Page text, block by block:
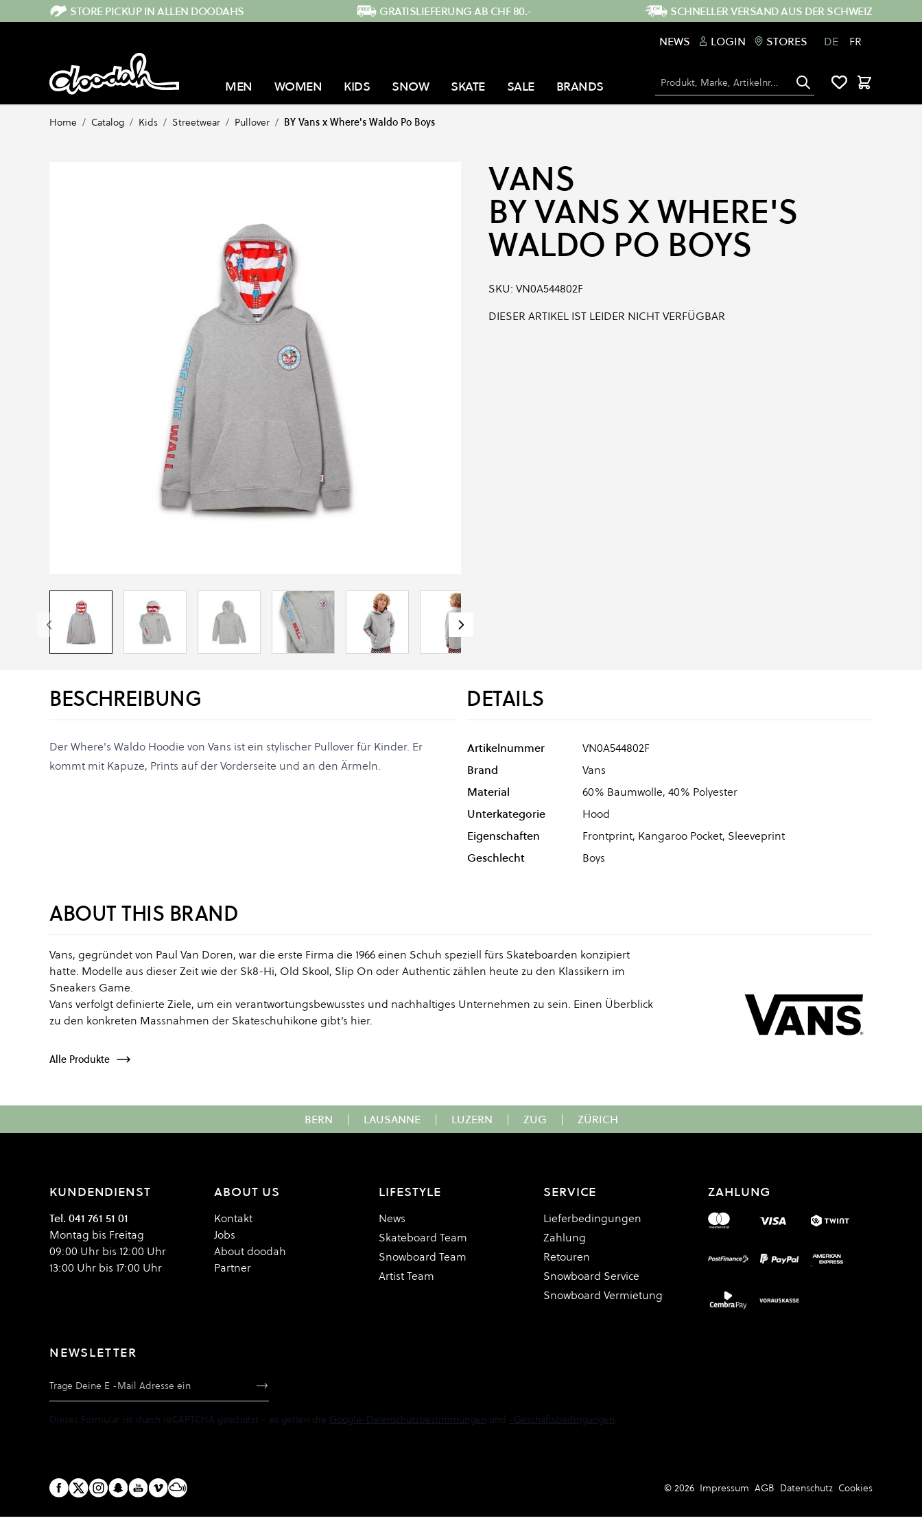
Direkt zum InhaltSTORE PICKUP IN ALLEN DOODAHS GRATISLIEFERUNG AB CHF 80.-
SCHNELLER VERSAND AUS DER SCHWEIZ
NEWS
LOGIN STORES DE FR
MEN WOMEN KIDS SNOW SKATE SALE BRANDS Suche Warenkorb
Home / Catalog / Kids / Streetwear / Pullover / BY Vans x Where's Waldo Po Boys
VANS
BY VANS X WHERE'S
WALDO PO BOYS
SKU: VN0A544802F
DIESER ARTIKEL IST LEIDER NICHT VERFÜGBAR
BESCHREIBUNG
Der Where's Waldo Hoodie von Vans ist ein stylischer Pullover für Kinder. Er
kommt mit Kapuze, Prints auf der Vorderseite und an den Ärmeln.
DETAILS
Artikelnummer
VN0A544802F
Brand
Vans
Material
60% Baumwolle, 40% Polyester
Unterkategorie
Hood
Eigenschaften
Frontprint, Kangaroo Pocket, Sleeveprint
Geschlecht
Boys
ABOUT THIS BRAND
Vans, gegründet von Paul Van Doren, war die erste Firma die 1966 einen Schuh speziell fürs Skateboarden konzipiert
hatte. Modelle aus dieser Zeit wie der Sk8-Hi, Old Skool, Slip On oder Authentic zählen heute zu den Klassikern im
Sneakers Game.
Vans verfolgt definierte Ziele, um ein verantwortungsbewusstes und nachhaltiges Unternehmen zu sein. Einen Überblick
zu den konkreten Massnahmen der Skateschuhikone gibt’s hier.
Alle Produkte
BERN | LAUSANNE | LUZERN | ZUG | ZÜRICH
KUNDENDIENST
Tel. 041 761 51 01
Montag bis Freitag
09:00 Uhr bis 12:00 Uhr
13:00 Uhr bis 17:00 Uhr
ABOUT US
Kontakt
Jobs
About doodah
Partner
LIFESTYLE
News
Skateboard Team
Snowboard Team
Artist Team
SERVICE
Lieferbedingungen
Zahlung
Retouren
Snowboard Service
Snowboard Vermietung
ZAHLUNG
NEWSLETTER
Dieses Formular ist durch reCAPTCHA geschützt - es gelten die Google-Datenschutzbestimmungen und -Geschäftsbedingungen.
© 2026 Impressum AGB Datenschutz Cookies